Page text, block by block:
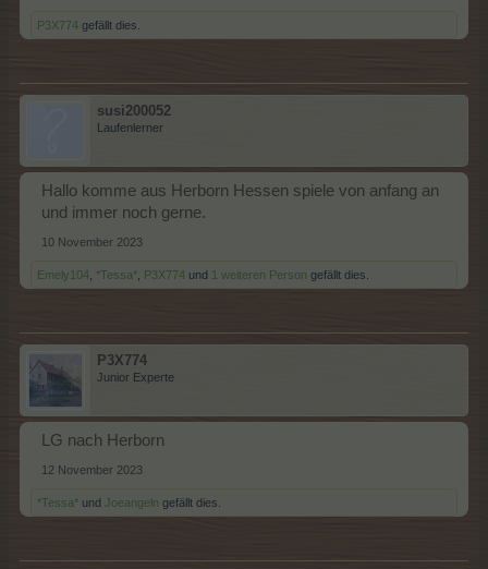
P3X774 gefällt dies.
susi200052
Laufenlerner
Hallo komme aus Herborn Hessen spiele von anfang an
und immer noch gerne.
10 November 2023
Emely104 *Tessa* P3X774 und 1 weiteren Person gefällt dies.
P3X774
Junior Experte
LG nach Herborn
12 November 2023
*Tessa* und Joeangeln gefällt dies.